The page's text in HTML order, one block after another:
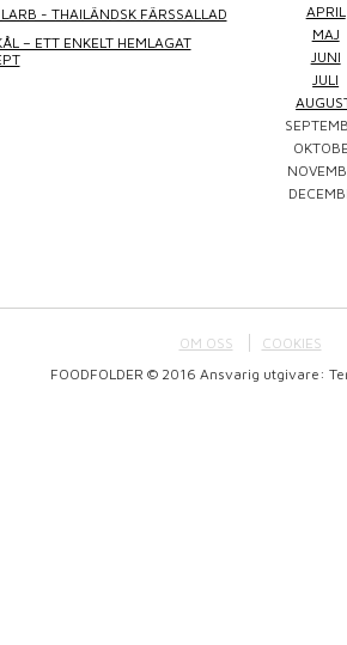
Elke Jung
- THAILÄNDSK FÄRSSALLAD
– ETT ENKELT HEMLAGAT
APRIL
MAJ
JUNI
JULI
OM OSS
COOKIES
FOODFOLDER © 2016 Ansvarig utgivare: